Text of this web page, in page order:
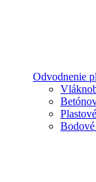
Odvodnenie